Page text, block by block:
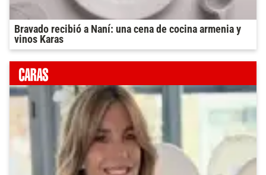
Bravado recibió a Naní: una cena de cocina armenia y
vinos Karas